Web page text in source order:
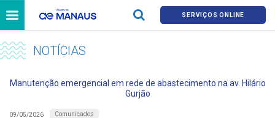
SERVIÇOS ONLINE
NOTÍCIAS
Manutenção emergencial em rede de abastecimento na av. Hilário
Gurjão
09/05/2026 Comunicados